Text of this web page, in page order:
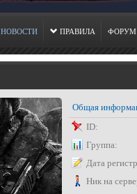
НОВОСТИ ПРАВИЛА ФОРУМ
Общая
ID:
Группа:
Дата
Ник на